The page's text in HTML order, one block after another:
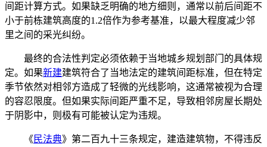
间距计算方式。如果缺乏明确的地方细则，通常以前后间距不
小于前栋建筑高度的1.2倍作为参考基准，以最大程度减少邻
里之间的采光纠纷。
最终的合法性判定必须依赖于当地城乡规划部门的具体规
定。如果新建建筑符合了当地法定的建筑间距标准，但在特定
季节依然对相邻方造成了轻微的光线影响，这通常被视为合理
的容忍限度。但如果实际间距严重不足，导致相邻房屋长期处
于阴影中，则极有可能被认定为违规。
《 民法典》第二百九十三条规定，建造建筑物，不得违反